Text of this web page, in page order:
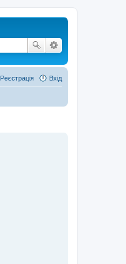
Вхід
Реєстрація